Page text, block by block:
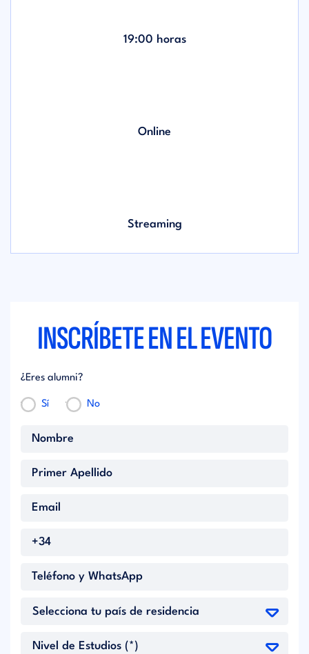
19:00 horas
Online
Streaming
INSCRÍBETE EN EL EVENTO
¿Eres alumni?
Sí No